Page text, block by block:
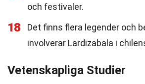
och festivaler.
18
Det finns flera legender och
involverar Lardizabala i
Vetenskapliga Studier